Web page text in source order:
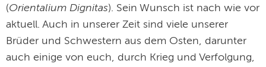
(Orientalium Dignitas). Sein Wunsch ist nach wie vor
aktuell. Auch in unserer Zeit sind viele unserer
Brüder und Schwestern aus dem Osten, darunter
auch einige von euch, durch Krieg und Verfolgung,